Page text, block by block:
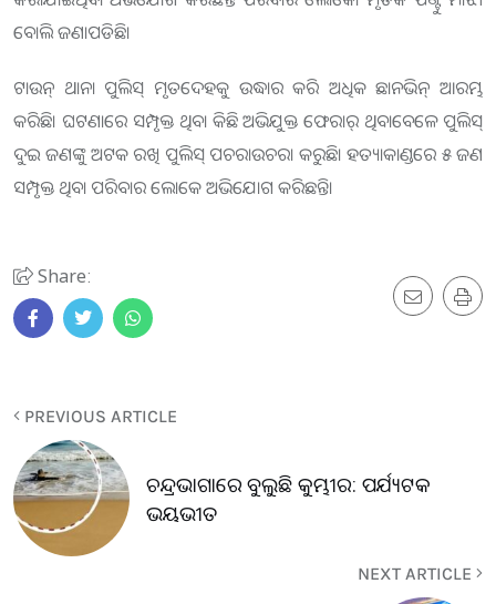
ବୋଲି ଜଣାପଡିଛି।
ଟାଉନ୍ ଥାନା ପୁଲିସ୍‌ ମୃତଦେହକୁ ଉଦ୍ଧାର କରି ଅଧିକ ଛାନଭିନ୍ ଆରମ୍ଭ
କରିଛି। ଘଟଣାରେ ସମ୍ପୃକ୍ତ ଥିବା କିଛି ଅଭିଯୁକ୍ତ ଫେରାର୍‌ ଥିବାବେଳେ ପୁଲିସ୍‌
ଦୁଇ ଜଣଙ୍କୁ ଅଟକ ରଖି ପୁଲିସ୍‌ ପଚରାଉଚରା କରୁଛି। ହତ୍ୟାକାଣ୍ଡରେ ୫ ଜଣ
ସମ୍ପୃକ୍ତ ଥିବା ପରିବାର ଲୋକେ ଅଭିଯୋଗ କରିଛନ୍ତି।
Share:
PREVIOUS ARTICLE
ଚନ୍ଦ୍ରଭାଗାରେ ବୁଲୁଛି କୁମ୍ଭୀର: ପର୍ଯ୍ୟଟକ
ଭୟଭୀତ
NEXT ARTICLE